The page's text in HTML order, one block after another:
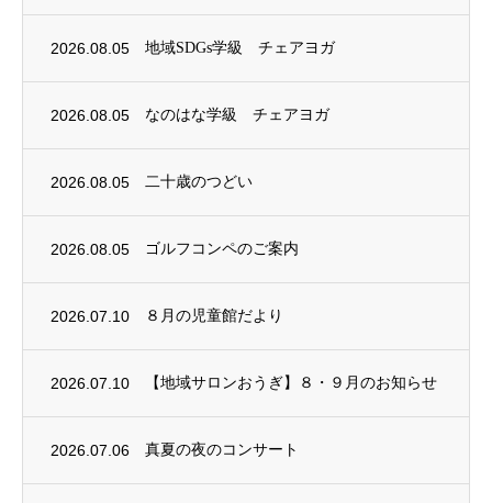
2026.08.05 地域SDGs学級 チェアヨガ
2026.08.05 なのはな学級 チェアヨガ
2026.08.05 二十歳のつどい
2026.08.05 ゴルフコンペのご案内
2026.07.10 ８月の児童館だより
2026.07.10 【地域サロンおうぎ】８・９月のお知らせ
2026.07.06 真夏の夜のコンサート